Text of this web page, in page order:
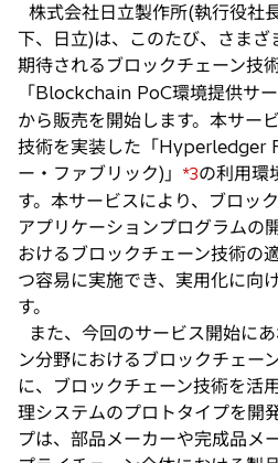
い
タ
ブ
で
開
く
株式会社日立製作所(執行役社
下、日立)は、このたび、さま
期待されるブロックチェーン技
「Blockchain PoC環境提供サー
から販売を開始します。本サー
技術を実装した「Hyperledger
ー・ファブリック)」
*3の利用環
す。本サービスにより、ブロッ
アプリケーションプログラムの
おけるブロックチェーン技術の
つ容易に実施でき、実用化に向
す。
また、今回のサービス開始に
ン分野におけるブロックチェー
に、ブロックチェーン技術を活
理システムのプロトタイプを開
プは、部品メーカーや完成品メ